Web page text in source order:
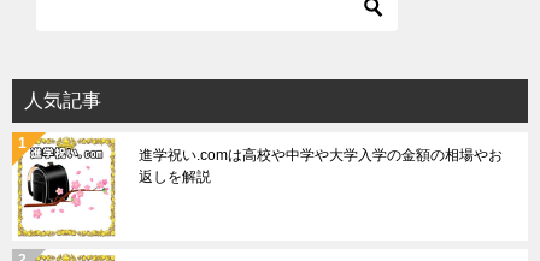
人気記事
進学祝い.comは高校や中学や大学入学の金額の相場やお
返しを解説